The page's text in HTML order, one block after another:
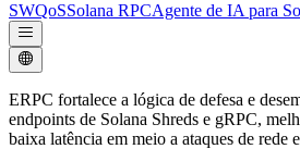
SWQoSSolana RPCAgente de IA para
ERPC fortalece a lógica de defesa e
endpoints de Solana Shreds e gRPC,
baixa latência em meio a ataques de rede